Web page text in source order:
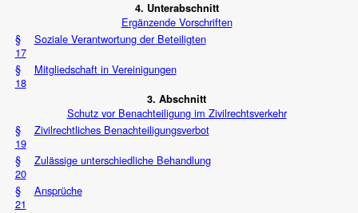
4. Unterabschnitt
Ergänzende Vorschriften
§
17
Soziale Verantwortung der Beteiligten
§
18
Mitgliedschaft in Vereinigungen
3. Abschnitt
Schutz vor Benachteiligung im Zivilrechtsverkehr
§
19
Zivilrechtliches Benachteiligungsverbot
§
20
Zulässige unterschiedliche Behandlung
§
21
Ansprüche